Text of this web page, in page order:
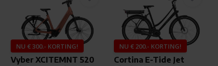
NU € 300.- KORTING!
Vyber XCITEMNT 520
NU € 200.- KORTING!
Cortina E-Tide Jet